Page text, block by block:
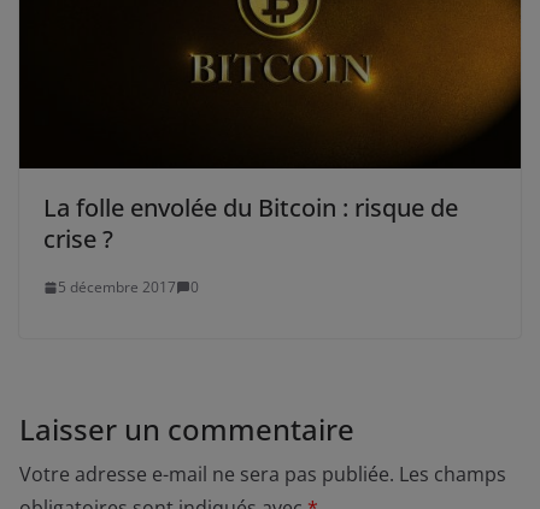
La folle envolée du Bitcoin : risque de
crise ?
5 décembre 2017 0
Laisser un commentaire
Votre adresse e-mail ne sera pas publiée. Les champs